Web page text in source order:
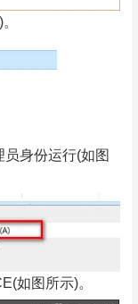
身份运行(如图
如图所示)。